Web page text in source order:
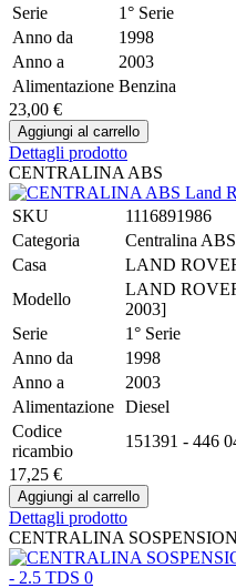
Serie
1° Serie
Anno da
1998
Anno a
2003
Alimentazione Benzina
23,00 €
Dettagli prodotto
CENTRALINA ABS
SKU
1116891986
Categoria
Centralina ABS
Casa
LAND
Modello
LAND ROVER
2003]
Serie
1° Serie
Anno da
1998
Anno a
2003
Alimentazione Diesel
Codice
ricambio
151391 - 446
17,25 €
Dettagli prodotto
CENTRALINA